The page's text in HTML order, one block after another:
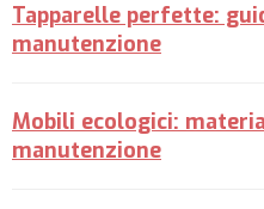
Tapparelle perfette:
manutenzione
Mobili ecologici:
manutenzione